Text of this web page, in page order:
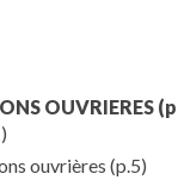
OUVRIERES
ouvrières (p.5)